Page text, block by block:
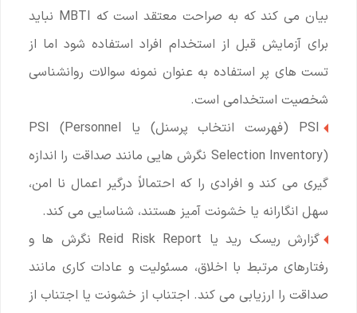
بیان می کند که به صراحت معتقد است که MBTI نباید
برای آزمایش قبل از استخدام افراد استفاده شود اما از
تست های پر استفاده به عنوان نمونه سوالات روانشناسی
شخصیت استخدامی است.
PSI (فهرست انتخاب پرسنل) یا PSI (Personnel
Selection Inventory) نگرش‌ هایی مانند صداقت را اندازه‌
گیری می‌ کند و افرادی را که احتمالاً درگیر اعمال نا امن،
سهل‌ انگارانه یا خشونت ‌آمیز هستند، شناسایی می ‌کند.
گزارش ریسک رید یا Reid Risk Report نگرش ها و
رفتارهای مرتبط با اخلاق، مسئولیت و عادات کاری مانند
صداقت را ارزیابی می کند. اجتناب از خشونت یا اجتناب از